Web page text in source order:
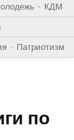
КДМ
Патриотизм
по